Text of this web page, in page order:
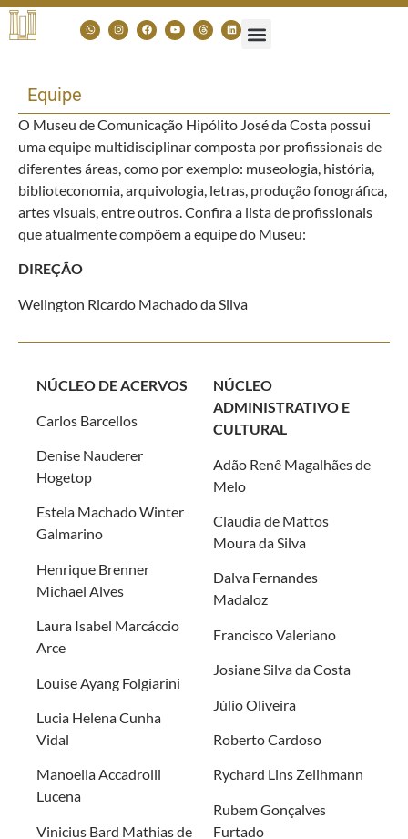
Equipe
O Museu de Comunicação Hipólito José da Costa possui
uma equipe multidisciplinar composta por profissionais de
diferentes áreas, como por exemplo: museologia, história,
biblioteconomia, arquivologia, letras, produção fonográfica,
artes visuais, entre outros. Confira a lista de profissionais
que atualmente compõem a equipe do Museu:
DIREÇÃO
Welington Ricardo Machado da Silva
NÚCLEO DE ACERVOS
Carlos Barcellos
Denise Nauderer
Hogetop
Estela Machado Winter
Galmarino
Henrique Brenner
Michael Alves
Laura Isabel Marcáccio
Arce
Louise Ayang Folgiarini
Lucia Helena Cunha
Vidal
Manoella Accadrolli
Lucena
Vinicius Bard Mathias de
NÚCLEO
ADMINISTRATIVO E
CULTURAL
Adão Renê Magalhães de
Melo
Claudia de Mattos
Moura da Silva
Dalva Fernandes
Madaloz
Francisco Valeriano
Josiane Silva da Costa
Júlio Oliveira
Roberto Cardoso
Rychard Lins Zelihmann
Rubem Gonçalves
Furtado